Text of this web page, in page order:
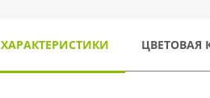
ХАРАКТЕРИСТИКИ ЦВЕТОВАЯ